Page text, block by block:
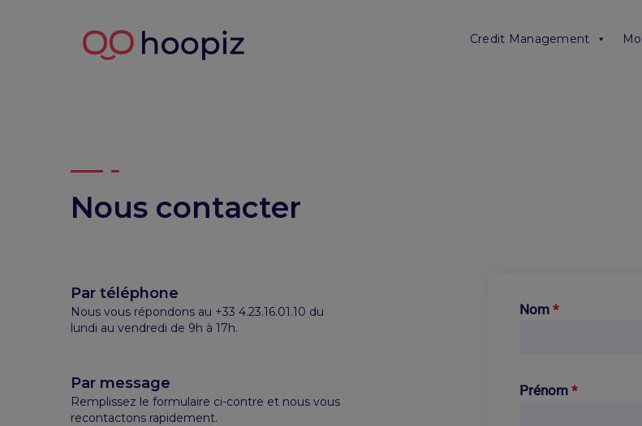
Credit Management
Nous contacter
Par téléphone
Nous vous répondons au +33 4.23.16.01.10 du
lundi au vendredi de 9h à 17h.
Par message
Remplissez le formulaire ci-contre et nous vous
recontactons rapidement.
Nom *
Prénom *